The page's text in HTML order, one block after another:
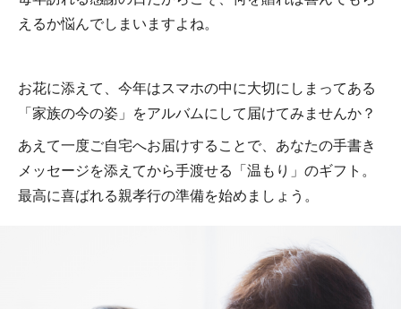
えるか悩んでしまいますよね。
お花に添えて、今年はスマホの中に大切にしまってある
「家族の今の姿」をアルバムにして届けてみませんか？
あえて一度ご自宅へお届けすることで、あなたの手書き
メッセージを添えてから手渡せる「温もり」のギフト。
最高に喜ばれる親孝行の準備を始めましょう。